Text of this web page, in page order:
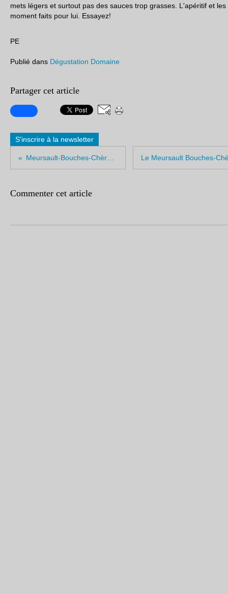
mets légers et surtout pas des sauces trop grasses. L'apéritif et
moment faits pour lui. Essayez!
PE
Publié dans Dégustation Domaine
Partager cet article
S'inscrire à la newsletter
Commenter cet article